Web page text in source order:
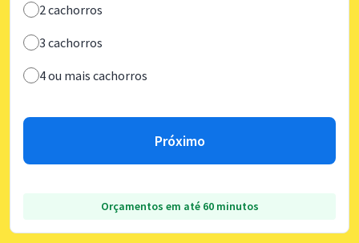
2 cachorros
3 cachorros
4 ou mais cachorros
Próximo
Orçamentos em até 60 minutos